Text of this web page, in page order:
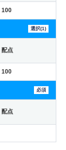
100
選択(1)
配点
100
必須
配点